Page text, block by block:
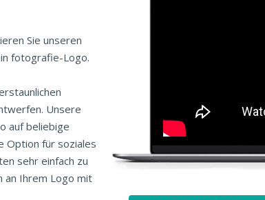
Sie unseren
fotografie-Logo.
Unsere
auf beliebige
Option für soziales
sehr einfach zu
an Ihrem Logo mit